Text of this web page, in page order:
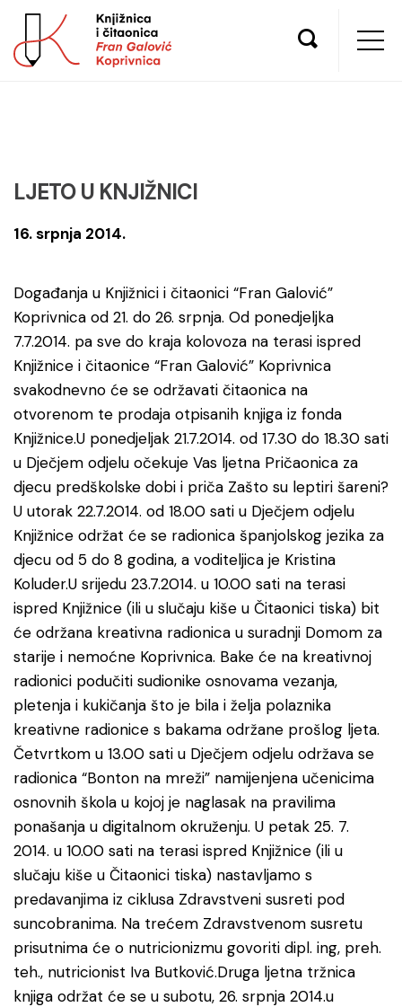
LJETO U KNJIŽNICI
16. srpnja 2014.
Događanja u Knjižnici i čitaonici “Fran Galović”
Koprivnica od 21. do 26. srpnja. Od ponedjeljka
7.7.2014. pa sve do kraja kolovoza na terasi ispred
Knjižnice i čitaonice “Fran Galović” Koprivnica
svakodnevno će se održavati čitaonica na
otvorenom te prodaja otpisanih knjiga iz fonda
Knjižnice.U ponedjeljak 21.7.2014. od 17.30 do 18.30 sati
u Dječjem odjelu očekuje Vas ljetna Pričaonica za
djecu predškolske dobi i priča Zašto su leptiri šareni?
U utorak 22.7.2014. od 18.00 sati u Dječjem odjelu
Knjižnice održat će se radionica španjolskog jezika za
djecu od 5 do 8 godina, a voditeljica je Kristina
Koluder.U srijedu 23.7.2014. u 10.00 sati na terasi
ispred Knjižnice (ili u slučaju kiše u Čitaonici tiska) bit
će održana kreativna radionica u suradnji Domom za
starije i nemoćne Koprivnica. Bake će na kreativnoj
radionici podučiti sudionike osnovama vezanja,
pletenja i kukičanja što je bila i želja polaznika
kreativne radionice s bakama održane prošlog ljeta.
Četvrtkom u 13.00 sati u Dječjem odjelu održava se
radionica “Bonton na mreži” namijenjena učenicima
osnovnih škola u kojoj je naglasak na pravilima
ponašanja u digitalnom okruženju. U petak 25. 7.
2014. u 10.00 sati na terasi ispred Knjižnice (ili u
slučaju kiše u Čitaonici tiska) nastavljamo s
predavanjima iz ciklusa Zdravstveni susreti pod
suncobranima. Na trećem Zdravstvenom susretu
prisutnima će o nutricionizmu govoriti dipl. ing, preh.
teh., nutricionist Iva Butković.Druga ljetna tržnica
knjiga održat će se u subotu, 26. srpnja 2014.u